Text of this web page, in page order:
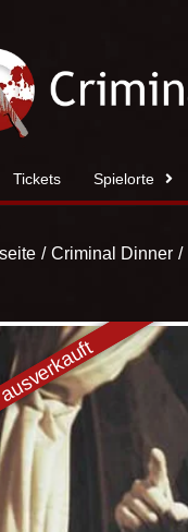
Tickets Spielorte
Criminal Dinner